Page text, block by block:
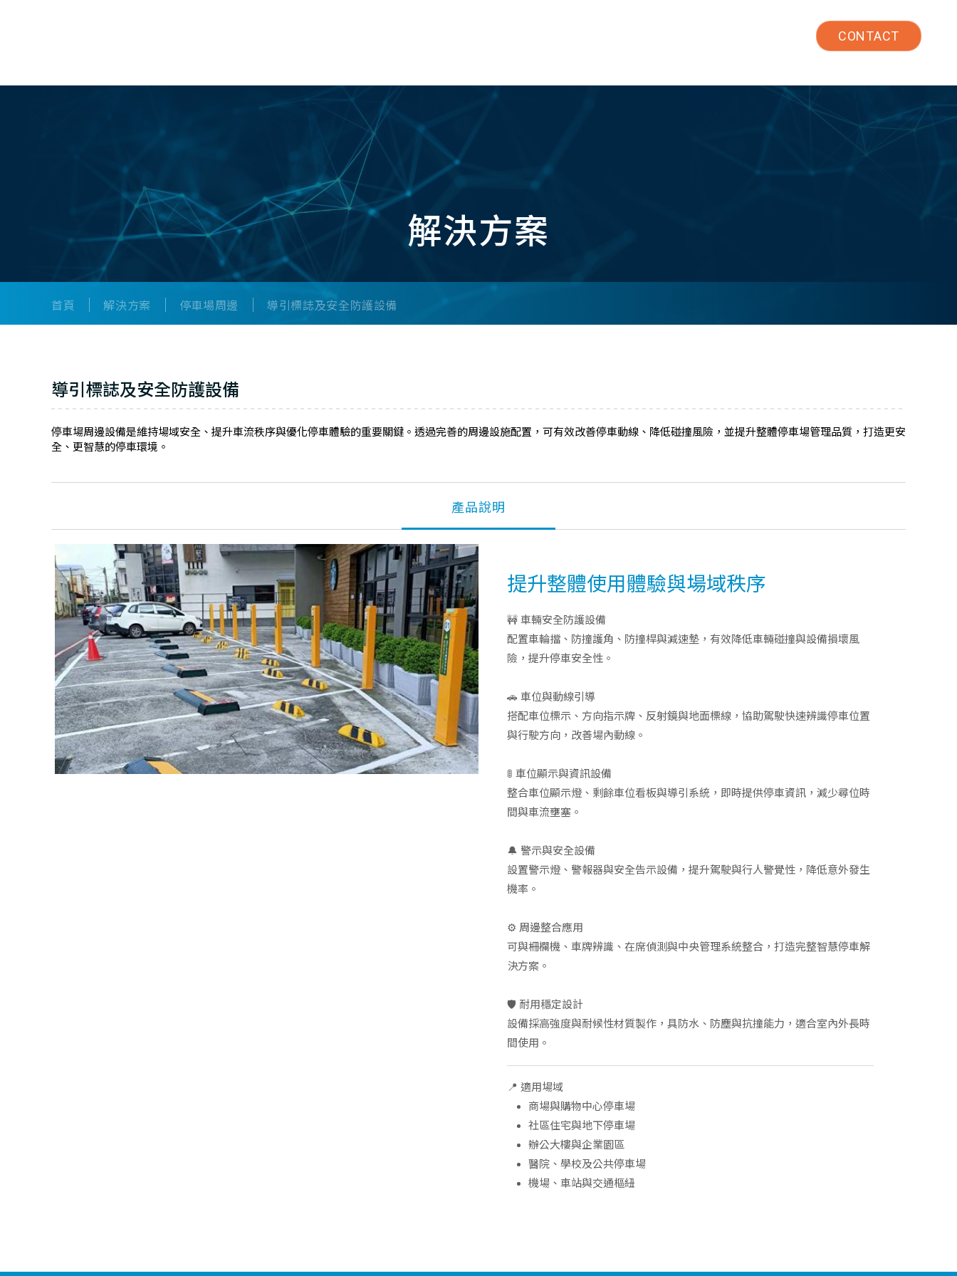
CONTACT
解決方案
首頁 解決方案 停車場周邊 導引標誌及安全防護設備
導引標誌及安全防護設備
停車場周邊設備是維持場域安全、提升車流秩序與優化停車體驗的重要關鍵。透過完善的周邊設施配置，可有效改善停車動線、降低碰撞風險，並提升整體停車場管理品質，打造更安
全、更智慧的停車環境。
產品說明
提升整體使用體驗與場域秩序
🚧 車輛安全防護設備
配置車輪擋、防撞護角、防撞桿與減速墊，有效降低車輛碰撞與設備損壞風
險，提升停車安全性。
🚗 車位與動線引導
搭配車位標示、方向指示牌、反射鏡與地面標線，協助駕駛快速辨識停車位置
與行駛方向，改善場內動線。
🚦 車位顯示與資訊設備
整合車位顯示燈、剩餘車位看板與導引系統，即時提供停車資訊，減少尋位時
間與車流壅塞。
🔔 警示與安全設備
設置警示燈、警報器與安全告示設備，提升駕駛與行人警覺性，降低意外發生
機率。
⚙️ 周邊整合應用
可與柵欄機、車牌辨識、在席偵測與中央管理系統整合，打造完整智慧停車解
決方案。
🛡 耐用穩定設計
設備採高強度與耐候性材質製作，具防水、防塵與抗撞能力，適合室內外長時
間使用。
📍 適用場域
商場與購物中心停車場
社區住宅與地下停車場
辦公大樓與企業園區
醫院、學校及公共停車場
機場、車站與交通樞紐